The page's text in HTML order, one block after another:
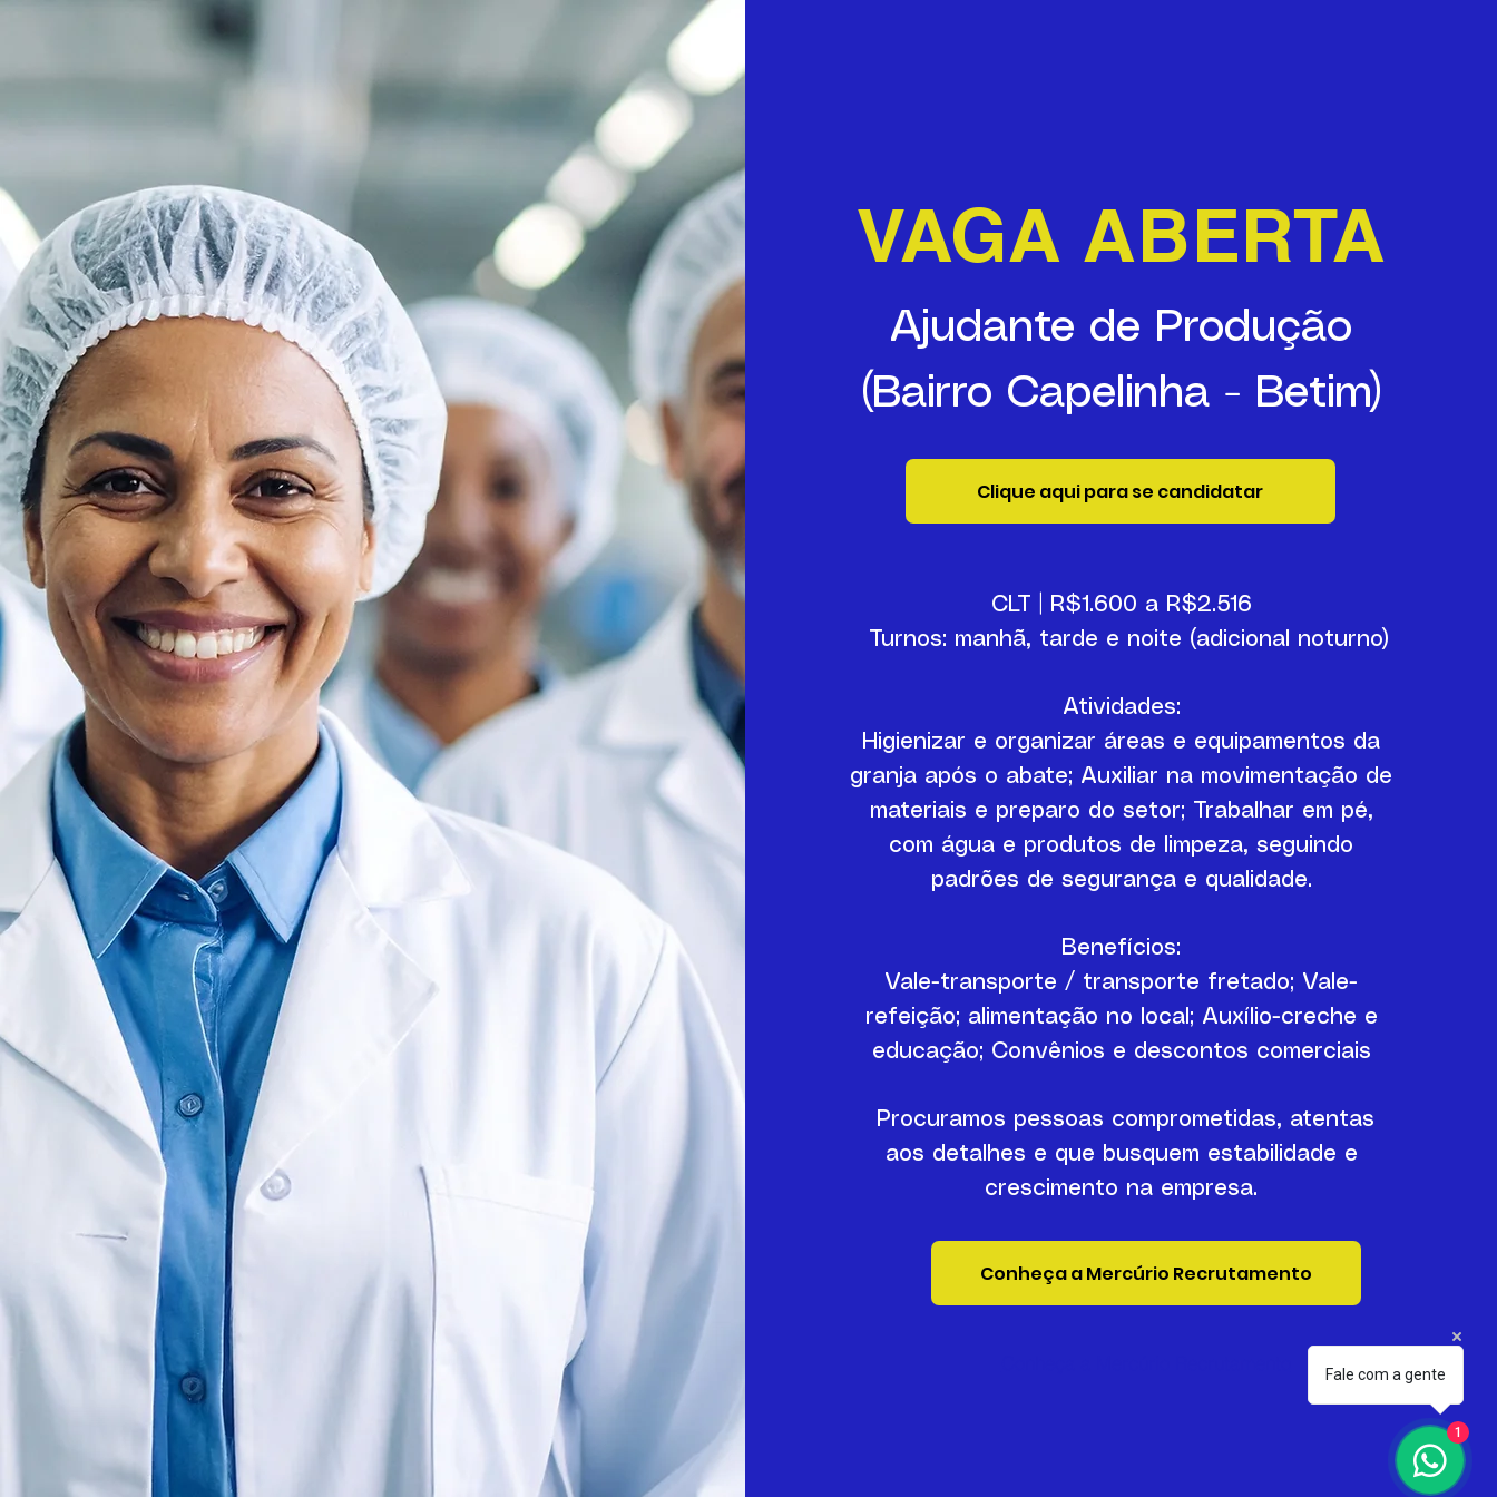
VAGA ABERTA
Ajudante de Produção
(Bairro Capelinha - Betim)
Clique aqui para se candidatar
CLT | R$1.600 a R$2.516
Turnos: manhã, tarde e noite (adicional noturno)
Atividades:
Higienizar e organizar áreas e equipamentos da
granja após o abate; Auxiliar na movimentação de
materiais e preparo do setor;
Trabalhar em pé,
com água e produtos de limpeza, seguindo
padrões de segurança e qualidade.
Benefícios:
Vale-transporte / transporte fretado; Vale-
refeição; alimentação no local; Auxílio-creche e
educação; Convênios e descontos comerciais
Procuramos pessoas comprometidas, atentas
aos detalhes e que busquem estabilidade e
crescimento na empresa.
Conheça a Mercúrio Recrutamento
Fale com a gente
1